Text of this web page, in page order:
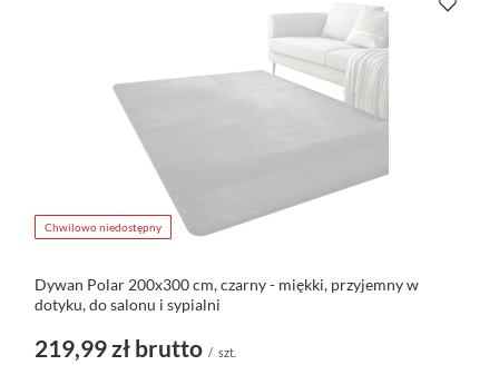
Chwilowo niedostępny
Dywan Polar 200x300 cm, czarny - miękki, przyjemny w
dotyku, do salonu i sypialni
219,99 zł brutto / szt.